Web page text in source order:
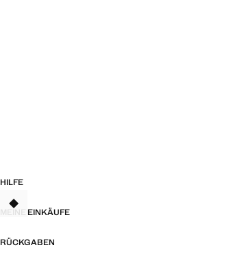
HILFE
MEINE EINKÄUFE
RÜCKGABEN